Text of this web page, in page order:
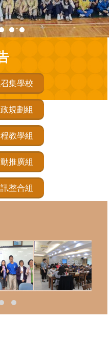
集學校
規劃組
教學組
推廣組
整合組